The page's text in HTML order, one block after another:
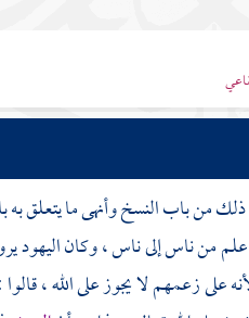
من باب النسخ وأنهى ما يتعلق
من ناس إلى ناس ، وكان
زعمهم لا يجوز على الله ،